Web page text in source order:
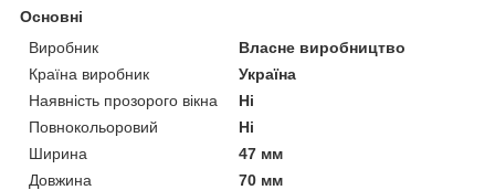
Основні
Виробник
Власне виробництво
Країна виробник
Україна
Наявність прозорого вікна
Ні
Повнокольоровий
Ні
Ширина
47 мм
Довжина
70 мм